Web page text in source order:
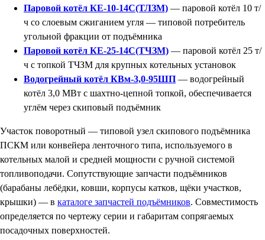
Паровой котёл КЕ-10-14С(ТЛЗМ) — паровой котёл 10 т/
ч со слоевым сжиганием угля — типовой потребитель
угольной фракции от подъёмника
Паровой котёл КЕ-25-14С(ТЧЗМ) — паровой котёл 25 т/
ч с топкой ТЧЗМ для крупных котельных установок
Водогрейный котёл КВм-3,0-95ШП — водогрейный
котёл 3,0 МВт с шахтно-цепной топкой, обеспечивается
углём через скиповый подъёмник
Участок поворотный — типовой узел скипового подъёмника
ПСКМ или конвейера ленточного типа, используемого в
котельных малой и средней мощности с ручной системой
топливоподачи. Сопутствующие запчасти подъёмников
(барабаны лебёдки, ковши, корпусы катков, щёки участков,
крышки) — в каталоге запчастей подъёмников. Совместимость
определяется по чертежу серии и габаритам сопрягаемых
посадочных поверхностей.